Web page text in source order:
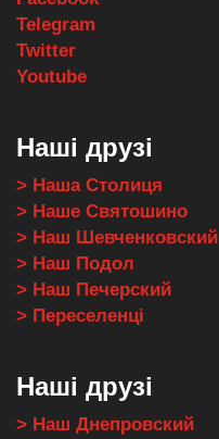
Telegram
Twitter
Youtube
Наші друзі
> Наша Столиця
> Наше Святошино
> Наш Шевченковский
> Наш Подол
> Наш Печерский
> Переселенці
Наші друзі
> Наш Днепровский